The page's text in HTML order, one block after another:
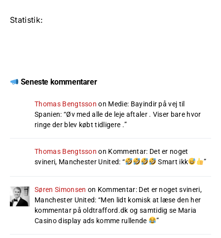
Statistik:
Seneste kommentarer
Thomas Bengtsson on Medie: Bayindir på vej til
Spanien: “Øv med alle de leje aftaler . Viser bare hvor
ringe der blev købt tidligere .”
Thomas Bengtsson on Kommentar: Det er noget
svineri, Manchester United: “ Smart ikk ”
Søren Simonsen on Kommentar: Det er noget svineri,
Manchester United: “Men lidt komisk at læse den her
kommentar på oldtrafford.dk og samtidig se Maria
Casino display ads komme rullende
”